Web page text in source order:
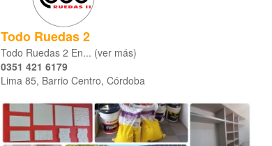
Todo Ruedas 2
Todo Ruedas 2 En... (ver más)
0351 421 6179
Lima 85, Barrio Centro, Córdoba